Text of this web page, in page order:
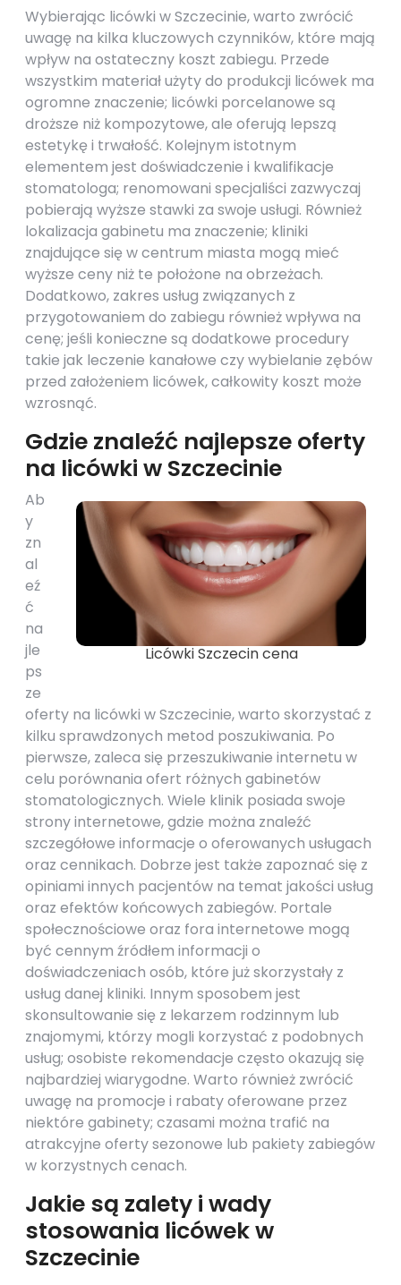
Wybierając licówki w Szczecinie, warto zwrócić
uwagę na kilka kluczowych czynników, które mają
wpływ na ostateczny koszt zabiegu. Przede
wszystkim materiał użyty do produkcji licówek ma
ogromne znaczenie; licówki porcelanowe są
droższe niż kompozytowe, ale oferują lepszą
estetykę i trwałość. Kolejnym istotnym
elementem jest doświadczenie i kwalifikacje
stomatologa; renomowani specjaliści zazwyczaj
pobierają wyższe stawki za swoje usługi. Również
lokalizacja gabinetu ma znaczenie; kliniki
znajdujące się w centrum miasta mogą mieć
wyższe ceny niż te położone na obrzeżach.
Dodatkowo, zakres usług związanych z
przygotowaniem do zabiegu również wpływa na
cenę; jeśli konieczne są dodatkowe procedury
takie jak leczenie kanałowe czy wybielanie zębów
przed założeniem licówek, całkowity koszt może
wzrosnąć.
Gdzie znaleźć najlepsze oferty
na licówki w Szczecinie
Licówki Szczecin cena
Ab
y
zn
al
eź
ć
na
jle
ps
ze
oferty na licówki w Szczecinie, warto skorzystać z
kilku sprawdzonych metod poszukiwania. Po
pierwsze, zaleca się przeszukiwanie internetu w
celu porównania ofert różnych gabinetów
stomatologicznych. Wiele klinik posiada swoje
strony internetowe, gdzie można znaleźć
szczegółowe informacje o oferowanych usługach
oraz cennikach. Dobrze jest także zapoznać się z
opiniami innych pacjentów na temat jakości usług
oraz efektów końcowych zabiegów. Portale
społecznościowe oraz fora internetowe mogą
być cennym źródłem informacji o
doświadczeniach osób, które już skorzystały z
usług danej kliniki. Innym sposobem jest
skonsultowanie się z lekarzem rodzinnym lub
znajomymi, którzy mogli korzystać z podobnych
usług; osobiste rekomendacje często okazują się
najbardziej wiarygodne. Warto również zwrócić
uwagę na promocje i rabaty oferowane przez
niektóre gabinety; czasami można trafić na
atrakcyjne oferty sezonowe lub pakiety zabiegów
w korzystnych cenach.
Jakie są zalety i wady
stosowania licówek w
Szczecinie